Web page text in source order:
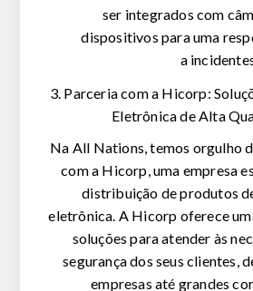
ser integrados com
dispositivos para uma
a
3. Parceria com a Hicorp:
Eletrônica de Alta
Na All Nations, temos orgulho
com a Hicorp, uma empresa
distribuição de produtos
eletrônica. A Hicorp oferece
soluções para atender às
segurança dos seus clientes,
empresas até grandes